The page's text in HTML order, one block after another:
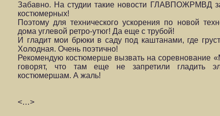
Забавно. На студии такие новости ГЛАВПОЖРМВД
костюмерных!
Поэтому для технического ускорения по новой
дома углевой ретро-утюг! Да еще с трубой!
И гладит мои брюки в саду под каштанами, где
Холодная. Очень поэтично!
Рекомендую костюмерше вызвать на соревнование
говорят, что там еще не запретили гладить
костюмершам. А жаль!
<…>